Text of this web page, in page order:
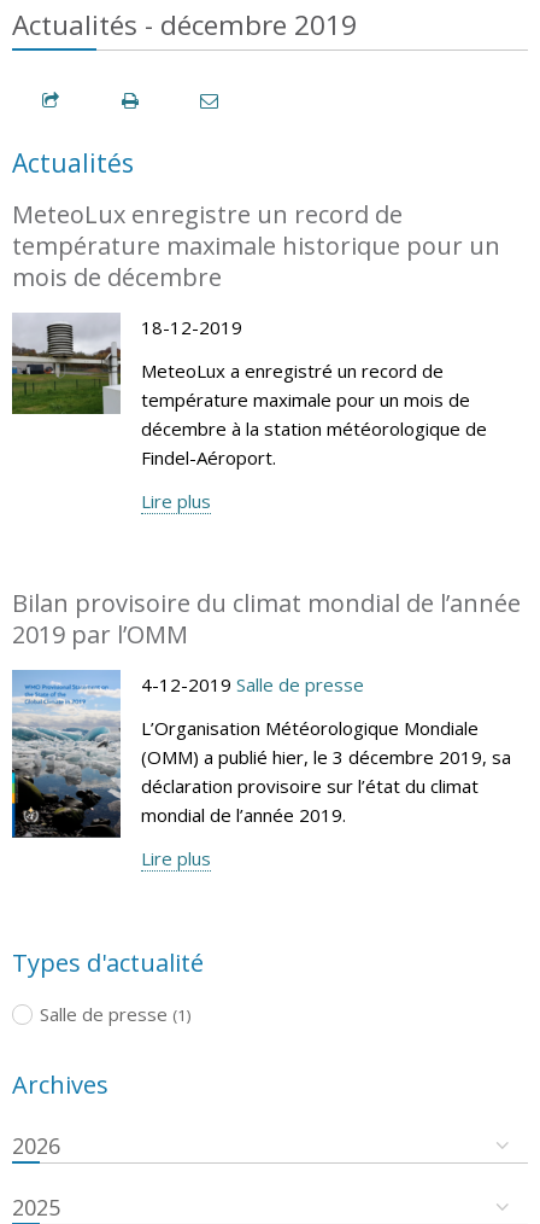
Actualités - décembre 2019
Actualités
MeteoLux enregistre un record de
température maximale historique pour un
mois de décembre
18-12-2019
MeteoLux a enregistré un record de
température maximale pour un mois de
décembre à la station météorologique de
Findel-Aéroport.
Lire plus
Bilan provisoire du climat mondial de l’année
2019 par l’OMM
4-12-2019 Salle de presse
L’Organisation Météorologique Mondiale
(OMM) a publié hier, le 3 décembre 2019, sa
déclaration provisoire sur l’état du climat
mondial de l’année 2019.
Lire plus
Types d'actualité
Salle de presse (1)
Archives
2026
2025